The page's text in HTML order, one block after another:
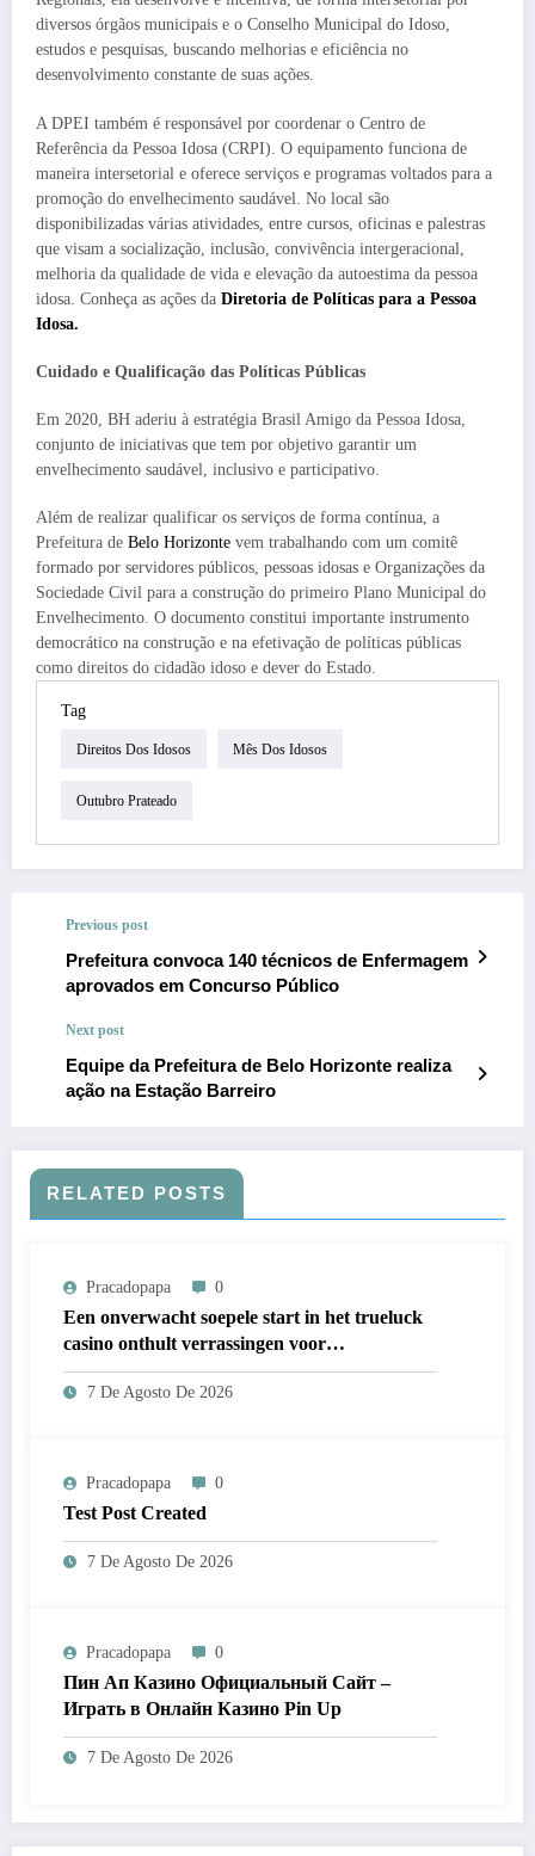
diversos órgãos municipais e o Conselho Municipal do Idoso,
estudos e pesquisas, buscando melhorias e eficiência no
desenvolvimento constante de suas ações.
A DPEI também é responsável por coordenar o Centro de
Referência da Pessoa Idosa (CRPI). O equipamento funciona de
maneira intersetorial e oferece serviços e programas voltados para a
promoção do envelhecimento saudável. No local são
disponibilizadas várias atividades, entre cursos, oficinas e palestras
que visam a socialização, inclusão, convivência intergeracional,
melhoria da qualidade de vida e elevação da autoestima da pessoa
idosa. Conheça as ações da Diretoria de Políticas para a Pessoa
Idosa.
Cuidado e Qualificação das Políticas Públicas
Em 2020, BH aderiu à estratégia Brasil Amigo da Pessoa Idosa,
conjunto de iniciativas que tem por objetivo garantir um
envelhecimento saudável, inclusivo e participativo.
Além de realizar qualificar os serviços de forma contínua, a
Prefeitura de Belo Horizonte vem trabalhando com um comitê
formado por servidores públicos, pessoas idosas e Organizações da
Sociedade Civil para a construção do primeiro Plano Municipal do
Envelhecimento. O documento constitui importante instrumento
democrático na construção e na efetivação de políticas públicas
como direitos do cidadão idoso e dever do Estado.
Tag
Direitos Dos Idosos Mês Dos Idosos
Outubro Prateado
Previous post
Prefeitura convoca 140 técnicos de Enfermagem
aprovados em Concurso Público
Next post
Equipe da Prefeitura de Belo Horizonte realiza
ação na Estação Barreiro
RELATED POSTS
Pracadopapa 0
Een onverwacht soepele start in het trueluck
casino onthult verrassingen voor
nieuwkomers
7 De Agosto De 2026
Pracadopapa 0
Test Post Created
7 De Agosto De 2026
Pracadopapa 0
Пин Ап Казино Официальный Сайт –
Играть в Онлайн Казино Pin Up
7 De Agosto De 2026